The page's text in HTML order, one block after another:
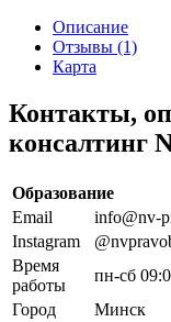
Описание
Отзывы (1)
Карта
Контакты,
консалтинг
Образование
Email
info@nv-
Instagram
Время
работы
пн-сб
Город
Минск